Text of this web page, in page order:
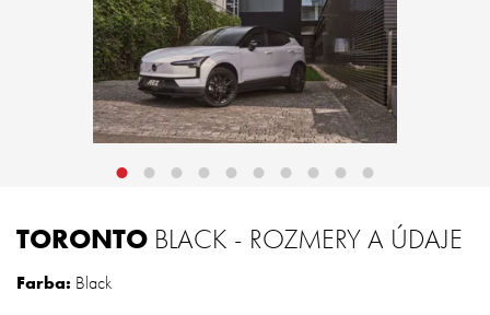
TORONTO BLACK - ROZMERY A ÚDAJE
Farba: Black